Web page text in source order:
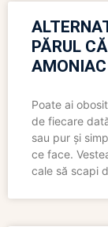
PĂRUL
AMONIAC
Poate ai
de fiecare
sau pur și
ce face.
cale să scapi